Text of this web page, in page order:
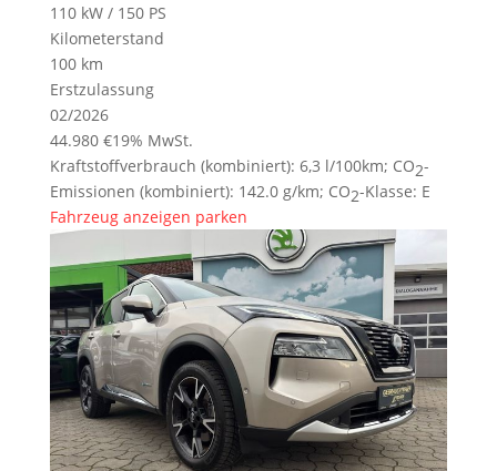
110 kW / 150 PS
Kilometerstand
100 km
Erstzulassung
02/2026
44.980 €19% MwSt.
Kraftstoffverbrauch (kombiniert): 6,3 l/100km; CO2-
Emissionen (kombiniert): 142.0 g/km; CO2-Klasse: E
Fahrzeug anzeigen parken